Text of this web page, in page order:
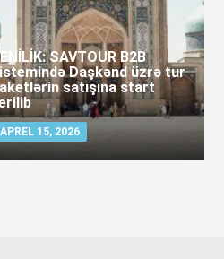
SAVTOUR B2B
Daşkənd üzrə tur
satışına start
APREL 15, 2026